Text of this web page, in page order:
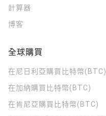
計算器
博客
全球購買
在尼日利亞購買比特幣(BTC)
在加納購買比特幣(BTC)
在肯尼亞購買比特幣(BTC)